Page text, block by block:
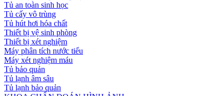
Tủ an toàn sinh học
Tủ cấy vô trùng
Tủ hút hơi hóa chất
Thiết bị vệ sinh phòng
Thiết bị xét nghiệm
Máy phân tích nước tiểu
Máy xét nghiệm máu
Tủ bảo quản
Tủ lạnh âm sâu
Tủ lạnh bảo quản